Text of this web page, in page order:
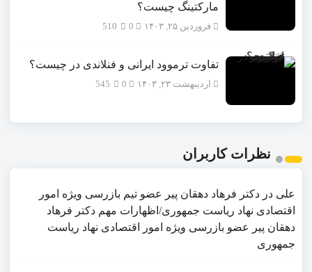
مارکتینگ چیست؟
فروردین ۲۵, ۱۴۰۳ 510
تفاوت ترموود ایرانی و فنلاندی در چیست؟
اردیبهشت ۲۳, ۱۴۰۳ 545
نظرات کاربران
علی در دکتر فرهاد دهقان پیر عضو تيم بازرسی ويژه امور
اقتصادی نهاد رياست جمهوری/اظهارات مهم دکتر فرهاد
دهقان پیر عضو بازرسی ویژه امور اقتصادی نهاد ریاست
جمهوری